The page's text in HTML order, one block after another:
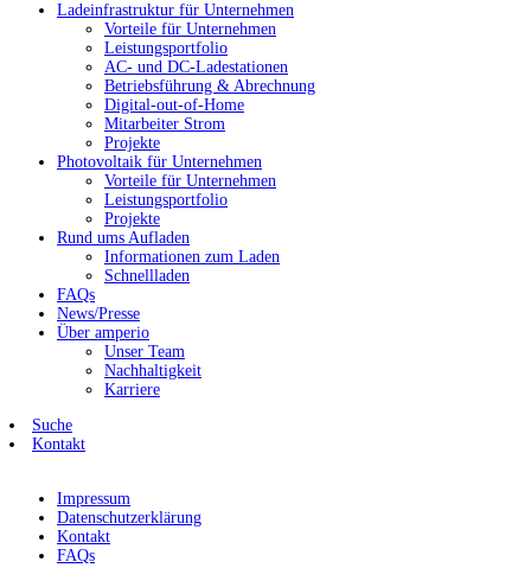
Ladeinfrastruktur für Unternehmen
Vorteile für Unternehmen
Leistungsportfolio
AC- und DC-Ladestationen
Betriebsführung & Abrechnung
Digital-out-of-Home
Mitarbeiter Strom
Projekte
Photovoltaik für Unternehmen
Vorteile für Unternehmen
Leistungsportfolio
Projekte
Rund ums Aufladen
Informationen zum Laden
Schnellladen
FAQs
News/Presse
Über amperio
Unser Team
Nachhaltigkeit
Karriere
Suche
Kontakt
Impressum
Datenschutzerklärung
Kontakt
FAQs